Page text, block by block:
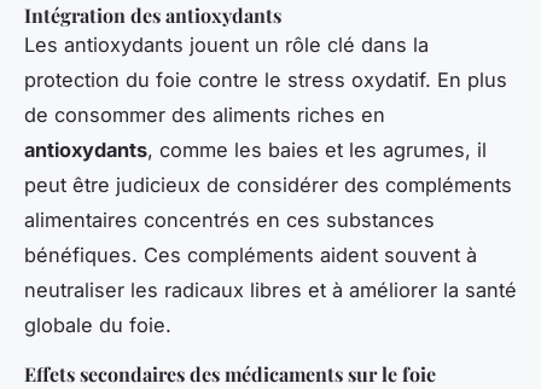
Intégration des antioxydants
Les antioxydants jouent un rôle clé dans la
protection du foie contre le stress oxydatif. En plus
de consommer des aliments riches en
antioxydants, comme les baies et les agrumes, il
peut être judicieux de considérer des compléments
alimentaires concentrés en ces substances
bénéfiques. Ces compléments aident souvent à
neutraliser les radicaux libres et à améliorer la santé
globale du foie.
Effets secondaires des médicaments sur le foie